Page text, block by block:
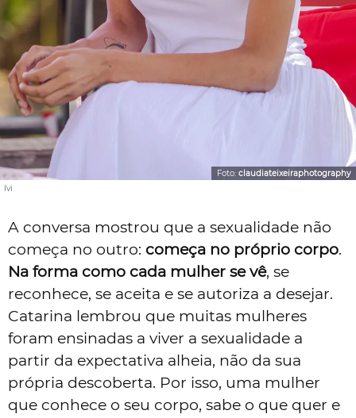
Ivi
Foto: claudiateixeiraphotography
A conversa mostrou que a sexualidade não
começa no outro: começa no próprio corpo.
Na forma como cada mulher se vê, se
reconhece, se aceita e se autoriza a desejar.
Catarina lembrou que muitas mulheres
foram ensinadas a viver a sexualidade a
partir da expectativa alheia, não da sua
própria descoberta. Por isso, uma mulher
que conhece o seu corpo, sabe o que quer e